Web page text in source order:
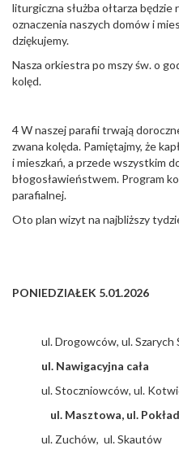
liturgiczna służba ołtarza będzie
oznaczenia naszych domów i
dziękujemy.
Nasza orkiestra po mszy św. o
kolęd.
4 W naszej parafii trwają
zwana kolęda. Pamiętajmy, że
i mieszkań, a przede wszystkim
błogosławieństwem. Program
parafialnej.
Oto plan wizyt na najbliższy
PONIEDZIAŁEK 5.01.2026
ul. Drogowców, ul. Szarych
ul. Nawigacyjna cała
ul. Stoczniowców, ul.
ul. Masztowa, ul.
ul. Zuchów, ul. Skautów